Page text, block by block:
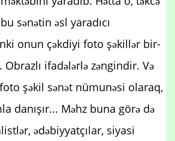
sənətin əsl yaradıcı
onun çəkdiyi foto şəkillər bir-
Obrazlı ifadələrlə zəngindir. Və
şəkil sənət nümunəsi olaraq,
danışır... Məhz buna görə də
ədəbiyyatçılar, siyasi